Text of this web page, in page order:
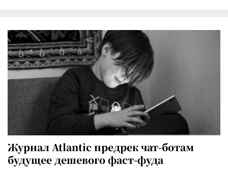
Журнал Atlantic предрек чат-ботам
будущее дешевого фаст-фуда